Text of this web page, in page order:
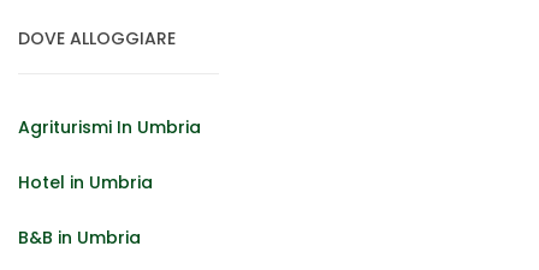
DOVE ALLOGGIARE
Agriturismi In Umbria
Hotel in Umbria
B&B in Umbria